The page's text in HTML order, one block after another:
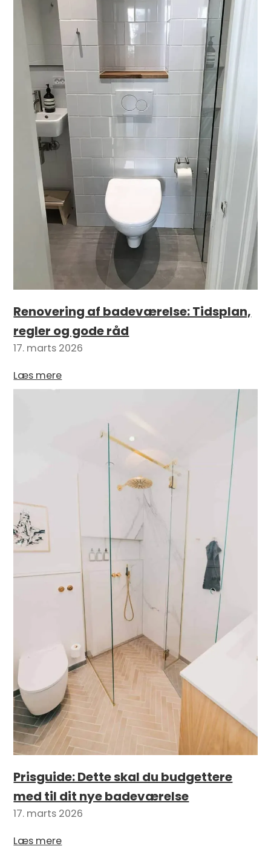
Renovering af badeværelse: Tidsplan,
regler og gode råd
17. marts 2026
Læs mere
Prisguide: Dette skal du budgettere
med til dit nye badeværelse
17. marts 2026
Læs mere